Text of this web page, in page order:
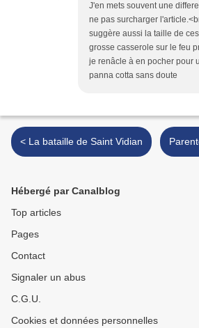
J'en mets souvent une
ne pas surcharger
suggère aussi la taille de
grosse casserole sur le feu
je renâcle à en pocher pour
panna cotta sans doute
< La bataille de Saint Vidian
Hébergé par Canalblog
Top articles
Pages
Contact
Signaler un abus
C.G.U.
Cookies et données personnelles